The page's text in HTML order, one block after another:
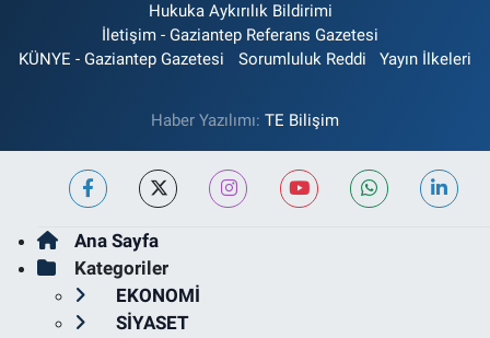
Hukuka Aykırılık Bildirimi
İletişim - Gaziantep Referans Gazetesi
KÜNYE - Gaziantep Gazetesi
Sorumluluk Reddi Yayın İlkeleri
Haber Yazılımı: TE Bilişim
Ana Sayfa
Kategoriler
EKONOMİ
SİYASET